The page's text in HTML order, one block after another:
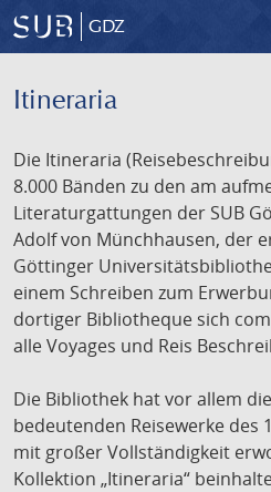
GDZ
Itineraria
Die Itineraria
8.000 Bänden zu den am
Literaturgattungen der SUB
Adolf von Münchhausen, der
Göttinger
einem Schreiben zum
dortiger Bibliotheque sich
alle Voyages und Reis
Die Bibliothek hat vor allem
bedeutenden Reisewerke des
mit großer Vollständigkeit
Kollektion „Itineraria“